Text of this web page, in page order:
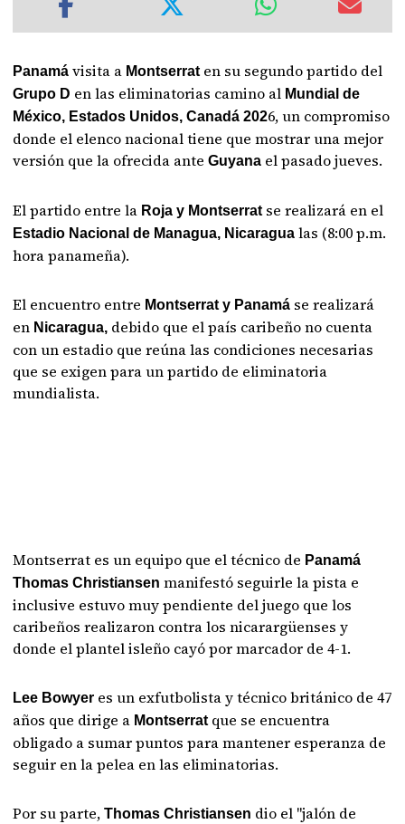
Panamá visita a Montserrat en su segundo partido del
Grupo D en las eliminatorias camino al Mundial de
México, Estados Unidos, Canadá 2026, un compromiso
donde el elenco nacional tiene que mostrar una mejor
versión que la ofrecida ante Guyana el pasado jueves.
El partido entre la Roja y Montserratse realizará en el
Estadio Nacional de Managua, Nicaragualas (8:00 p.m.
hora panameña).
El encuentro entre Montserrat y Panamá se realizará
en Nicaragua, debido que el país caribeño no cuenta
con un estadio que reúna las condiciones necesarias
que se exigen para un partido de eliminatoria
mundialista.
Montserrat es un equipo que el técnico de Panamá
Thomas Christiansen manifestó seguirle la pista e
inclusive estuvo muy pendiente del juego que los
caribeños realizaron contra los nicarargüenses y
donde el plantel isleño cayó por marcador de 4-1.
Lee Bowyer es un exfutbolista y técnico británico de 47
años que dirige a Montserrat que se encuentra
obligado a sumar puntos para mantener esperanza de
seguir en la pelea en las eliminatorias.
Por su parte,Thomas Christiansen dio el "jalón de